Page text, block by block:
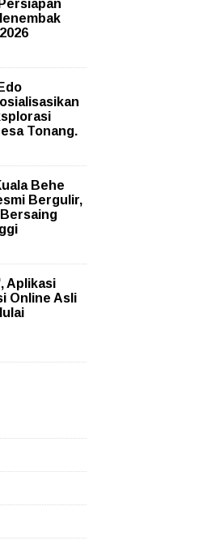
Tonang.
Behe
Bergulir,
Aplikasi
Online Asli